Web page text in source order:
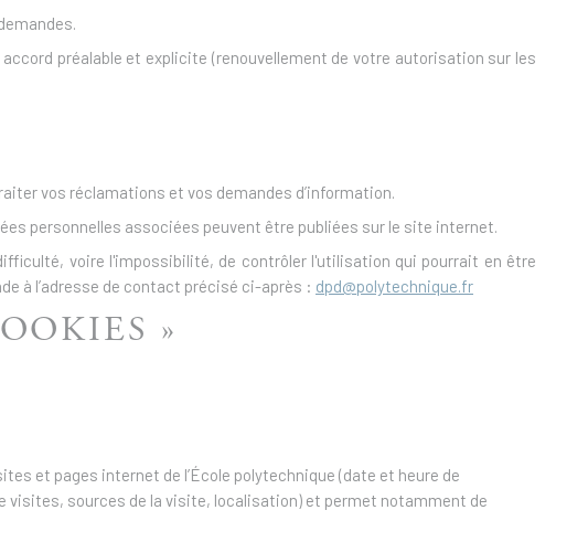
préalable et explicite (renouvellement de votre autorisation sur les
vos réclamations et vos demandes d’information.
personnelles associées peuvent être publiées sur le site internet.
voire l'impossibilité, de contrôler l'utilisation qui pourrait en être
à l’adresse de contact précisé ci-après : dpd@polytechnique.fr
»
et pages internet de l’École polytechnique (date et heure de
visites, sources de la visite, localisation) et permet notamment de